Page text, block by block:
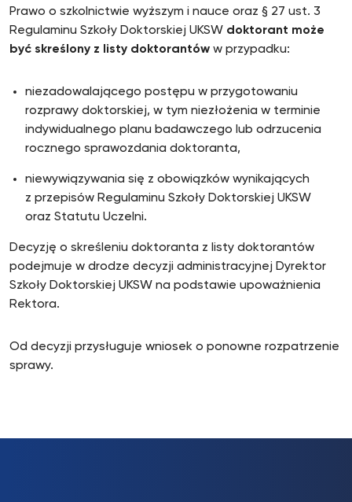
Prawo o szkolnictwie wyższym i nauce oraz § 27 ust. 3
Regulaminu Szkoły Doktorskiej UKSW doktorant może
być skreślony z listy doktorantów w przypadku:
niezadowalającego postępu w przygotowaniu
rozprawy doktorskiej, w tym niezłożenia w terminie
indywidualnego planu badawczego lub odrzucenia
rocznego sprawozdania doktoranta,
niewywiązywania się z obowiązków wynikających
z przepisów Regulaminu Szkoły Doktorskiej UKSW
oraz Statutu Uczelni.
Decyzję o skreśleniu doktoranta z listy doktorantów
podejmuje w drodze decyzji administracyjnej Dyrektor
Szkoły Doktorskiej UKSW na podstawie upoważnienia
Rektora.
Od decyzji przysługuje wniosek o ponowne rozpatrzenie
sprawy.